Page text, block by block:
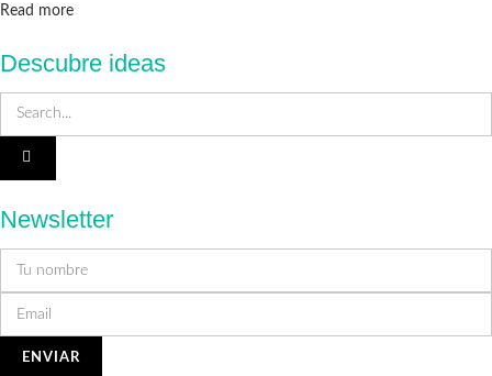
Read moreDetails
Descubre ideas
Newsletter